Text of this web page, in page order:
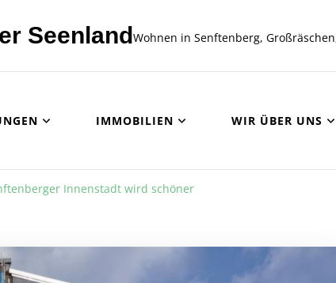
SeenlandWohnen in Senftenberg,
IMMOBILIEN WIR ÜBER UNS
Innenstadt wird schöner